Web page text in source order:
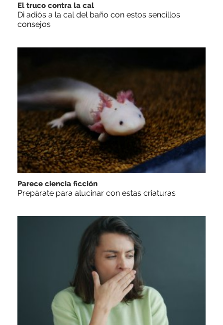
El truco contra la cal
Di adiós a la cal del baño con estos sencillos
consejos
Parece ciencia ficción
Prepárate para alucinar con estas criaturas